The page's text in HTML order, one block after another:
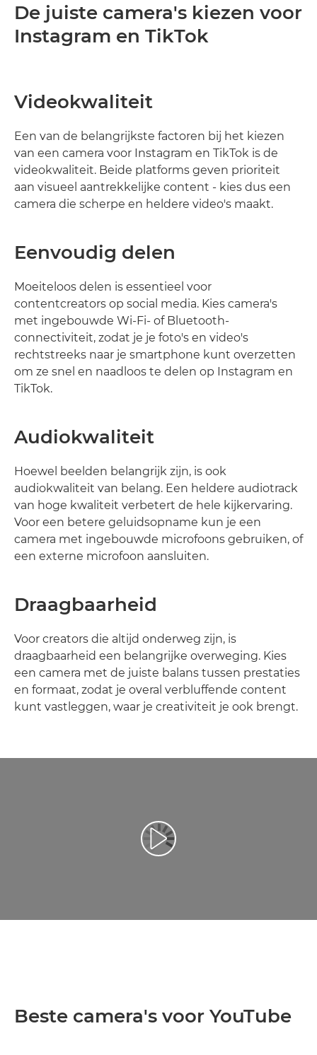
De juiste camera's kiezen voor
Instagram en TikTok
Videokwaliteit
Een van de belangrijkste factoren bij het kiezen
van een camera voor Instagram en TikTok is de
videokwaliteit. Beide platforms geven prioriteit
aan visueel aantrekkelijke content - kies dus een
camera die scherpe en heldere video's maakt.
Eenvoudig delen
Moeiteloos delen is essentieel voor
contentcreators op social media. Kies camera's
met ingebouwde Wi-Fi- of Bluetooth-
connectiviteit, zodat je je foto's en video's
rechtstreeks naar je smartphone kunt overzetten
om ze snel en naadloos te delen op Instagram en
TikTok.
Audiokwaliteit
Hoewel beelden belangrijk zijn, is ook
audiokwaliteit van belang. Een heldere audiotrack
van hoge kwaliteit verbetert de hele kijkervaring.
Voor een betere geluidsopname kun je een
camera met ingebouwde microfoons gebruiken, of
een externe microfoon aansluiten.
Draagbaarheid
Voor creators die altijd onderweg zijn, is
draagbaarheid een belangrijke overweging. Kies
een camera met de juiste balans tussen prestaties
en formaat, zodat je overal verbluffende content
kunt vastleggen, waar je creativiteit je ook brengt.
Video afspelen
Beste camera's voor YouTube